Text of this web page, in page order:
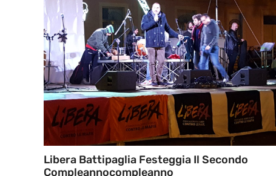
Libera Battipaglia Festeggia Il Secondo
Compleannocompleanno